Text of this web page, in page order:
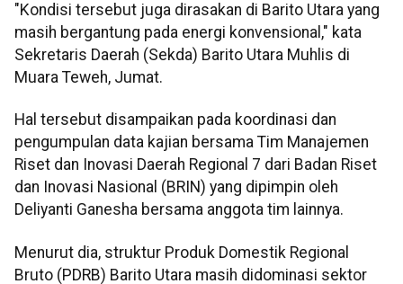
"Kondisi tersebut juga dirasakan di Barito Utara yang
masih bergantung pada energi konvensional," kata
Sekretaris Daerah (Sekda) Barito Utara Muhlis di
Muara Teweh, Jumat.
Hal tersebut disampaikan pada koordinasi dan
pengumpulan data kajian bersama Tim Manajemen
Riset dan Inovasi Daerah Regional 7 dari Badan Riset
dan Inovasi Nasional (BRIN) yang dipimpin oleh
Deliyanti Ganesha bersama anggota tim lainnya.
Menurut dia, struktur Produk Domestik Regional
Bruto (PDRB) Barito Utara masih didominasi sektor